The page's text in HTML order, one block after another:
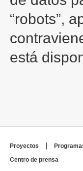
“robots”,
está
Proyectos
Centro de prensa